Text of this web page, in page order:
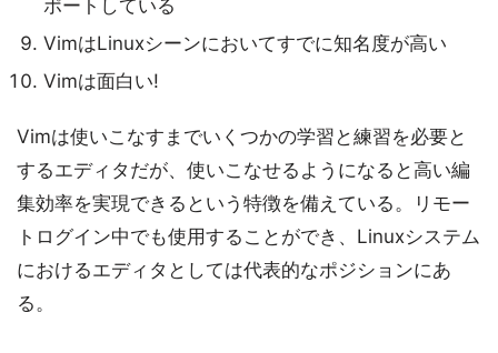
ポートしている
VimはLinuxシーンにおいてすでに知名度が高い
Vimは面白い!
Vimは使いこなすまでいくつかの学習と練習を必要と
するエディタだが、使いこなせるようになると高い編
集効率を実現できるという特徴を備えている。リモー
トログイン中でも使用することができ、Linuxシステム
におけるエディタとしては代表的なポジションにあ
る。